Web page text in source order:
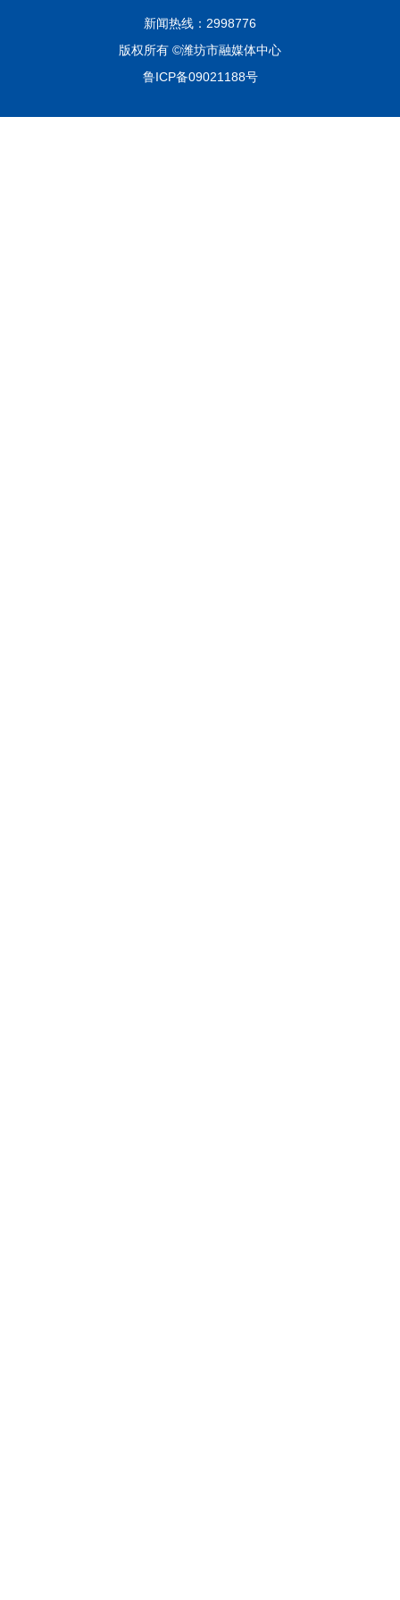
新闻热线：2998776
版权所有 ©潍坊市融媒体中心
鲁ICP备09021188号